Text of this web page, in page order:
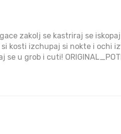
zakolj se kastriraj se
kosti izchupaj si nokte i ochi
se u grob i cuti!